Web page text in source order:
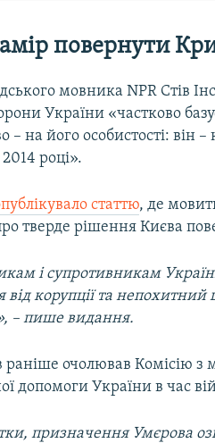
повернути
мовника NPR Стів
України «частково
– на його особистості: він
році».
статтю, де
тверде рішення Києва
і супротивникам
корупції та
– пише видання.
раніше очолював Комісію з
допомоги України в час
призначення Умєрова